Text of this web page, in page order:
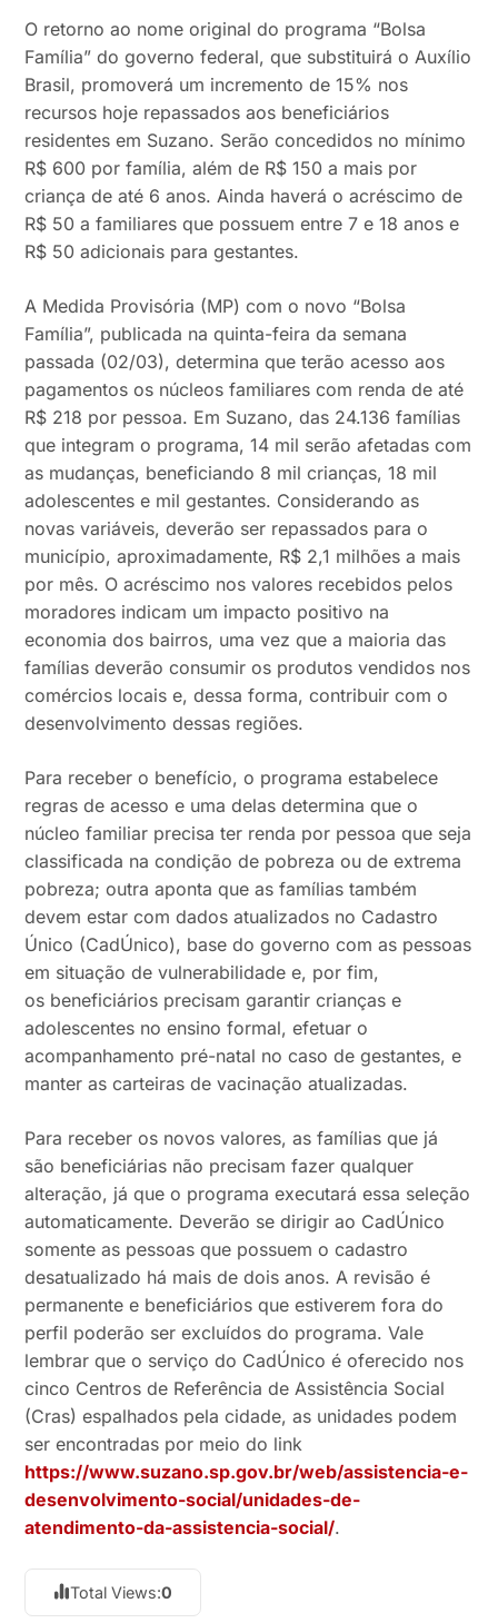
O retorno ao nome original do programa “Bolsa
Família” do governo federal, que substituirá o Auxílio
Brasil, promoverá um incremento de 15% nos
recursos hoje repassados aos beneficiários
residentes em Suzano. Serão concedidos no mínimo
R$ 600 por família, além de R$ 150 a mais por
criança de até 6 anos. Ainda haverá o acréscimo de
R$ 50 a familiares que possuem entre 7 e 18 anos e
R$ 50 adicionais para gestantes.
A Medida Provisória (MP) com o novo “Bolsa
Família”, publicada na quinta-feira da semana
passada (02/03), determina que terão acesso aos
pagamentos os núcleos familiares com renda de até
R$ 218 por pessoa. Em Suzano, das 24.136 famílias
que integram o programa, 14 mil serão afetadas com
as mudanças, beneficiando 8 mil crianças, 18 mil
adolescentes e mil gestantes. Considerando as
novas variáveis, deverão ser repassados para o
município, aproximadamente, R$ 2,1 milhões a mais
por mês. O acréscimo nos valores recebidos pelos
moradores indicam um impacto positivo na
economia dos bairros, uma vez que a maioria das
famílias deverão consumir os produtos vendidos nos
comércios locais e, dessa forma, contribuir com o
desenvolvimento dessas regiões.
Para receber o benefício, o programa estabelece
regras de acesso e uma delas determina que o
núcleo familiar precisa ter renda por pessoa que seja
classificada na condição de pobreza ou de extrema
pobreza; outra aponta que as famílias também
devem estar com dados atualizados no Cadastro
Único (CadÚnico), base do governo com as pessoas
em situação de vulnerabilidade e, por fim,
os beneficiários precisam garantir crianças e
adolescentes no ensino formal, efetuar o
acompanhamento pré-natal no caso de gestantes, e
manter as carteiras de vacinação atualizadas.
Para receber os novos valores, as famílias que já
são beneficiárias não precisam fazer qualquer
alteração, já que o programa executará essa seleção
automaticamente. Deverão se dirigir ao CadÚnico
somente as pessoas que possuem o cadastro
desatualizado há mais de dois anos. A revisão é
permanente e beneficiários que estiverem fora do
perfil poderão ser excluídos do programa. Vale
lembrar que o serviço do CadÚnico é oferecido nos
cinco Centros de Referência de Assistência Social
(Cras) espalhados pela cidade, as unidades podem
ser encontradas por meio do link
https://www.suzano.sp.gov.br/web/assistencia-e-
desenvolvimento-social/unidades-de-
atendimento-da-assistencia-social/.
Total Views:0